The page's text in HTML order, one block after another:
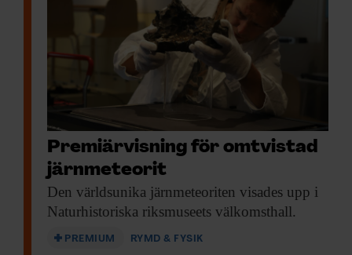
Premiärvisning för omtvistad
järnmeteorit
Den världsunika järnmeteoriten visades upp i
Naturhistoriska riksmuseets välkomsthall.
PREMIUM RYMD & FYSIK